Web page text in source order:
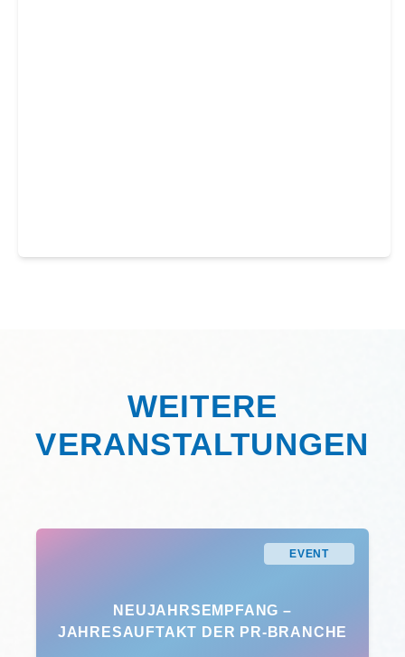
WEITERE
VERANSTALTUNGEN
EVENT
NEUJAHRSEMPFANG –
JAHRESAUFTAKT DER PR-BRANCHE